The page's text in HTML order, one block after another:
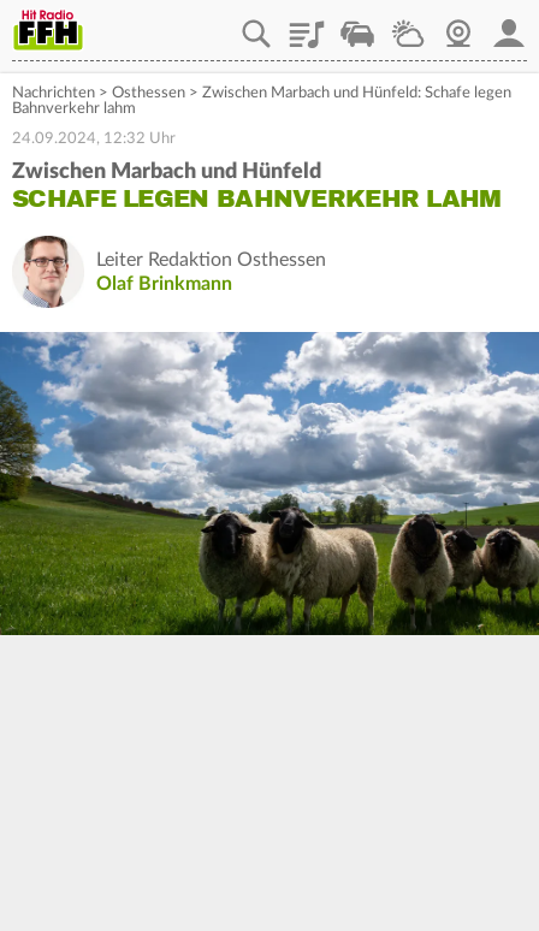
PlaylistStaupilotWetterWebcam
Nachrichten > Osthessen > Zwischen Marbach und Hünfeld: Schafe legen
Bahnverkehr lahm
24.09.2024, 12:32 Uhr
Zwischen Marbach und Hünfeld
SCHAFE LEGEN BAHNVERKEHR LAHM
Leiter Redaktion Osthessen
Olaf Brinkmann